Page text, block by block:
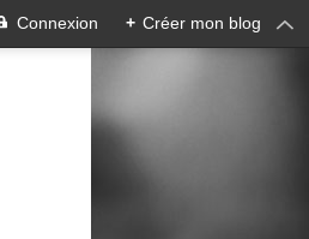
Connexion + Créer mon blog